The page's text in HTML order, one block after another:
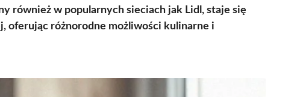
również w popularnych sieciach jak Lidl, staje się
oferując różnorodne możliwości kulinarne i